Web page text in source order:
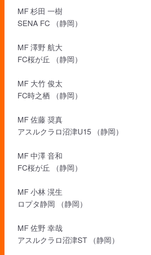
MF 杉田 一樹
SENA FC （静岡）
MF 澤野 航大
FC桜が丘 （静岡）
MF 大竹 俊太
FC時之栖 （静岡）
MF 佐藤 奨真
アスルクラロ沼津U15 （静岡）
MF 中澤 音和
FC桜が丘 （静岡）
MF 小林 滉生
ロプタ静岡 （静岡）
MF 佐野 幸哉
アスルクラロ沼津ST （静岡）